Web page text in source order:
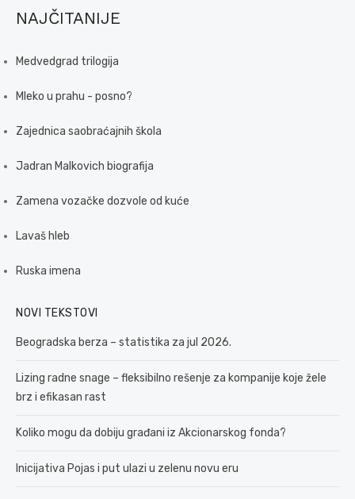
NAJČITANIJE
Medvedgrad trilogija
Mleko u prahu - posno?
Zajednica saobraćajnih škola
Jadran Malkovich biografija
Zamena vozačke dozvole od kuće
Lavaš hleb
Ruska imena
NOVI TEKSTOVI
Beogradska berza – statistika za jul 2026.
Lizing radne snage – fleksibilno rešenje za kompanije koje žele
brz i efikasan rast
Koliko mogu da dobiju građani iz Akcionarskog fonda?
Inicijativa Pojas i put ulazi u zelenu novu eru